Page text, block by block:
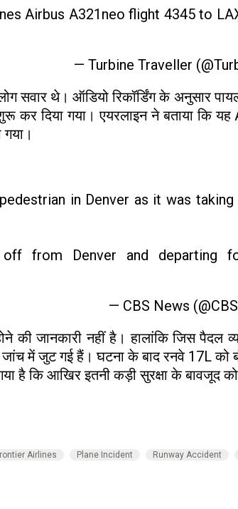
Airbus A321neo flight 4345 to
— Turbine Traveller
सवार थे। ऑडियो रिकॉर्डिंग के अनुसार
दिया गया। एयरलाइन ने बताया कि
गया।
in Denver as it was
from Denver and departing
— CBS News
की जानकारी नहीं है। हालांकि जिस
जांच में जुट गई हैं। घटना के बाद रनवे
है कि आखिर इतनी कड़ी सुरक्षा के बावजूद
Airlines Plane Incident Runway Accident